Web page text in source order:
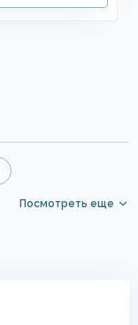
Посмотреть еще